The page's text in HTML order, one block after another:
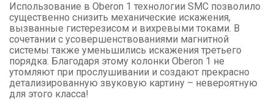
Использование в Oberon 1 технологии SMC позволило
существенно снизить механические искажения,
вызванные гистерезисом и вихревыми токами. В
сочетании с усовершенствованиями магнитной
системы также уменьшились искажения третьего
порядка. Благодаря этому колонки Oberon 1 не
утомляют при прослушивании и создают прекрасно
детализированную звуковую картину – невероятную
для этого класса!